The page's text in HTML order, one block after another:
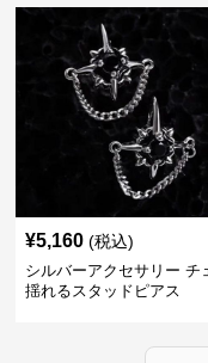
¥5,160 (税込)
シルバーアクセサリー チ
揺れるスタッドピアス